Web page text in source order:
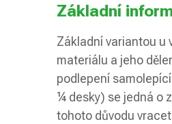
Základní
Základní variantou u
materiálu a jeho
podlepení
¼ desky) se jedná o
tohoto důvodu